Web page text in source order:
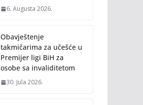
6. Augusta 2026.
Obavještenje
takmičarima za učešće u
Premijer ligi BiH za
osobe sa invaliditetom
30. Jula 2026.